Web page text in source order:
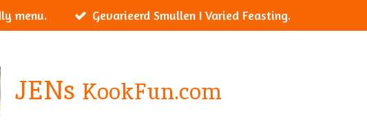
menu. Gevarieerd Smullen I Varied Feasting.
JENs KookFun.com